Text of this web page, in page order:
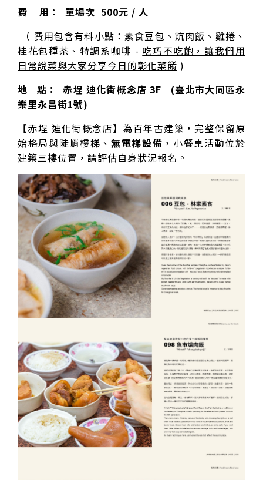
費 用： 單場次 500元 / 人
（ 費用包含有料小點：素食豆包、炕肉飯、雞捲、
桂花包種茶、特調系咖啡 - 吃巧不吃飽，讓我們用
日常說菜與大家分享今日的彰化菜餚 )
地 點： 赤埕 迪化街概念店 3F (臺北市大同區永
樂里永昌街1號)
【赤埕 迪化街概念店】為百年古建築，完整保留原
始格局與陡峭樓梯、 無電梯設備 ，小餐桌活動位於
建築三樓位置，請評估自身狀況報名。